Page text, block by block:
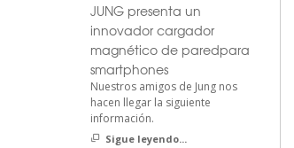
JUNG presenta un
innovador cargador
magnético de paredpara
smartphones
Nuestros amigos de Jung nos
hacen llegar la siguiente
información.
Sigue leyendo...